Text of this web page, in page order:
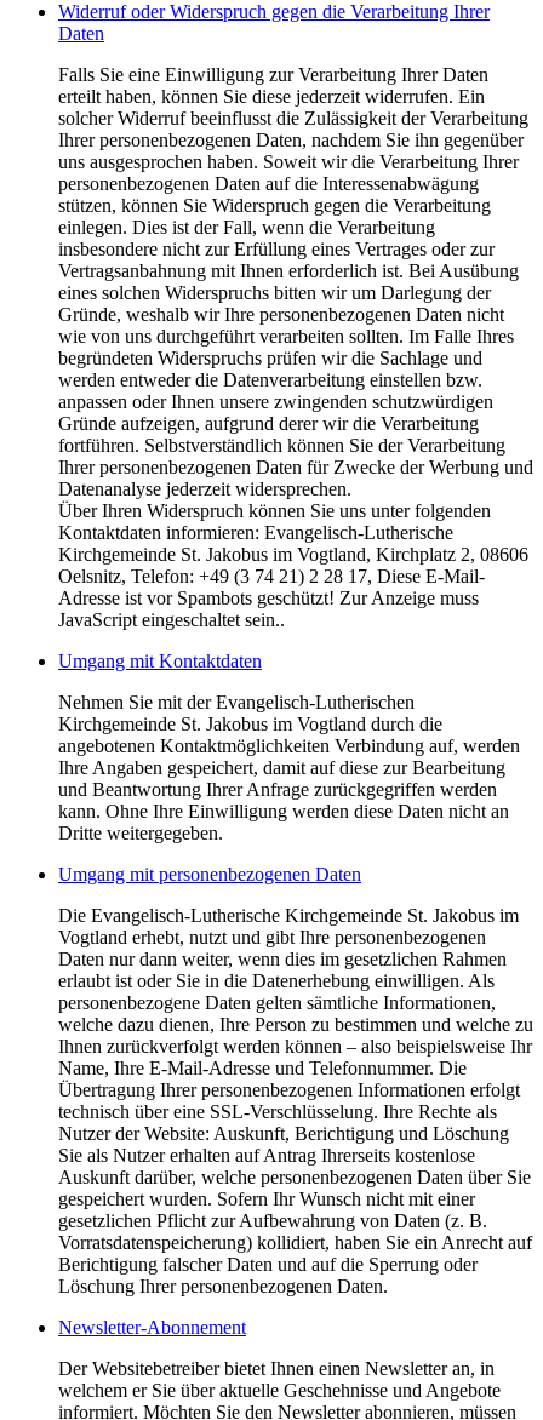
Widerruf oder Widerspruch gegen die Verarbeitung Ihrer
Daten
Falls Sie eine Einwilligung zur Verarbeitung Ihrer Daten
erteilt haben, können Sie diese jederzeit widerrufen. Ein
solcher Widerruf beeinflusst die Zulässigkeit der Verarbeitung
Ihrer personenbezogenen Daten, nachdem Sie ihn gegenüber
uns ausgesprochen haben. Soweit wir die Verarbeitung Ihrer
personenbezogenen Daten auf die Interessenabwägung
stützen, können Sie Widerspruch gegen die Verarbeitung
einlegen. Dies ist der Fall, wenn die Verarbeitung
insbesondere nicht zur Erfüllung eines Vertrages oder zur
Vertragsanbahnung mit Ihnen erforderlich ist. Bei Ausübung
eines solchen Widerspruchs bitten wir um Darlegung der
Gründe, weshalb wir Ihre personenbezogenen Daten nicht
wie von uns durchgeführt verarbeiten sollten. Im Falle Ihres
begründeten Widerspruchs prüfen wir die Sachlage und
werden entweder die Datenverarbeitung einstellen bzw.
anpassen oder Ihnen unsere zwingenden schutzwürdigen
Gründe aufzeigen, aufgrund derer wir die Verarbeitung
fortführen. Selbstverständlich können Sie der Verarbeitung
Ihrer personenbezogenen Daten für Zwecke der Werbung und
Datenanalyse jederzeit widersprechen.
Über Ihren Widerspruch können Sie uns unter folgenden
Kontaktdaten informieren: Evangelisch-Lutherische
Kirchgemeinde St. Jakobus im Vogtland, Kirchplatz 2, 08606
Oelsnitz, Telefon: +49 (3 74 21) 2 28 17, Diese E-Mail-
Adresse ist vor Spambots geschützt! Zur Anzeige muss
JavaScript eingeschaltet sein..
Umgang mit Kontaktdaten
Nehmen Sie mit der Evangelisch-Lutherischen
Kirchgemeinde St. Jakobus im Vogtland durch die
angebotenen Kontaktmöglichkeiten Verbindung auf, werden
Ihre Angaben gespeichert, damit auf diese zur Bearbeitung
und Beantwortung Ihrer Anfrage zurückgegriffen werden
kann. Ohne Ihre Einwilligung werden diese Daten nicht an
Dritte weitergegeben.
Umgang mit personenbezogenen Daten
Die Evangelisch-Lutherische Kirchgemeinde St. Jakobus im
Vogtland erhebt, nutzt und gibt Ihre personenbezogenen
Daten nur dann weiter, wenn dies im gesetzlichen Rahmen
erlaubt ist oder Sie in die Datenerhebung einwilligen. Als
personenbezogene Daten gelten sämtliche Informationen,
welche dazu dienen, Ihre Person zu bestimmen und welche zu
Ihnen zurückverfolgt werden können – also beispielsweise Ihr
Name, Ihre E-Mail-Adresse und Telefonnummer. Die
Übertragung Ihrer personenbezogenen Informationen erfolgt
technisch über eine SSL-Verschlüsselung. Ihre Rechte als
Nutzer der Website: Auskunft, Berichtigung und Löschung
Sie als Nutzer erhalten auf Antrag Ihrerseits kostenlose
Auskunft darüber, welche personenbezogenen Daten über Sie
gespeichert wurden. Sofern Ihr Wunsch nicht mit einer
gesetzlichen Pflicht zur Aufbewahrung von Daten (z. B.
Vorratsdatenspeicherung) kollidiert, haben Sie ein Anrecht auf
Berichtigung falscher Daten und auf die Sperrung oder
Löschung Ihrer personenbezogenen Daten.
Newsletter-Abonnement
Der Websitebetreiber bietet Ihnen einen Newsletter an, in
welchem er Sie über aktuelle Geschehnisse und Angebote
informiert. Möchten Sie den Newsletter abonnieren, müssen